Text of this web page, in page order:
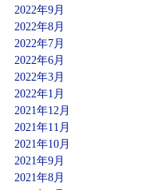
2022年9月
2022年8月
2022年7月
2022年6月
2022年3月
2022年1月
2021年12月
2021年11月
2021年10月
2021年9月
2021年8月